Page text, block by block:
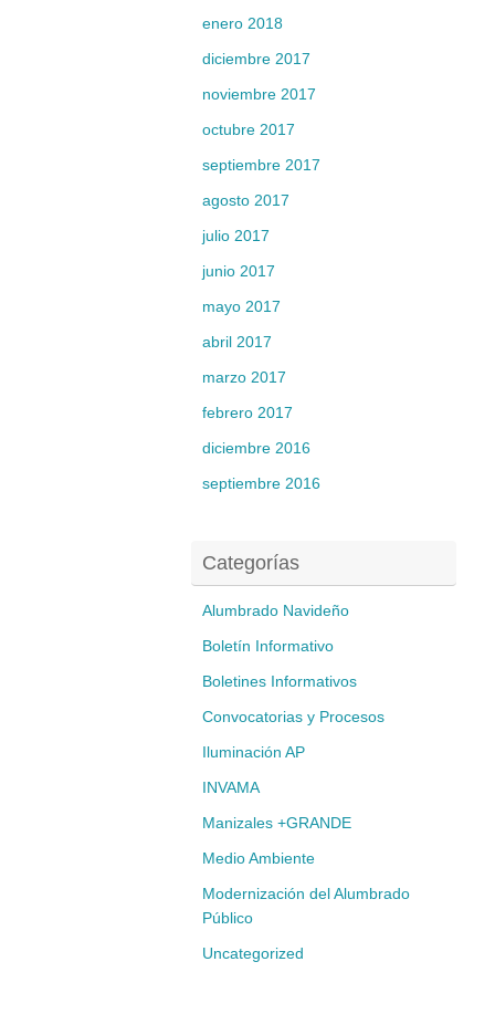
enero 2018
diciembre 2017
noviembre 2017
octubre 2017
septiembre 2017
agosto 2017
julio 2017
junio 2017
mayo 2017
abril 2017
marzo 2017
febrero 2017
diciembre 2016
septiembre 2016
Categorías
Alumbrado Navideño
Boletín Informativo
Boletines Informativos
Convocatorias y Procesos
Iluminación AP
INVAMA
Manizales +GRANDE
Medio Ambiente
Modernización del Alumbrado
Público
Uncategorized